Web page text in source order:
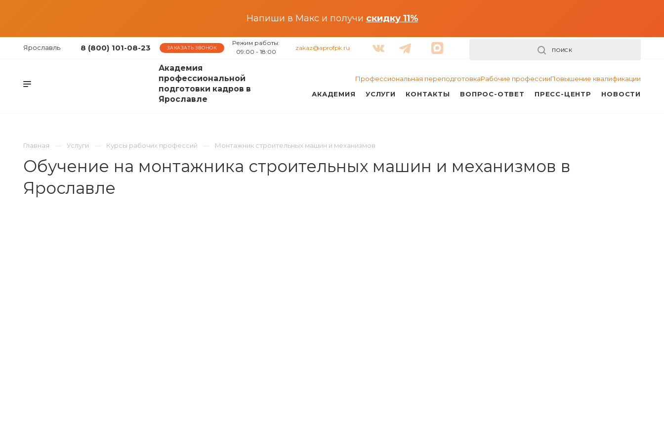
Напиши в Макс и получи скидку 11%
Ярославль 8 (800) 101-08-23 ЗАКАЗАТЬ ЗВОНОК
Режим работы:
09:00 - 18:00
zakaz@aprofpk.ru ПОИСК
Академия
профессиональной
подготовки кадров в
Ярославле
АКАДЕМИЯ УСЛУГИ КОНТАКТЫ ВОПРОС-ОТВЕТ ПРЕСС-ЦЕНТР НОВОСТИ
Профессиональная переподготовкаРабочие профессииПовышение квалификации
Главная Услуги Курсы рабочих профессий Монтажник строительных машин и механизмов
Обучение на монтажника строительных машин и механизмов в
Ярославле